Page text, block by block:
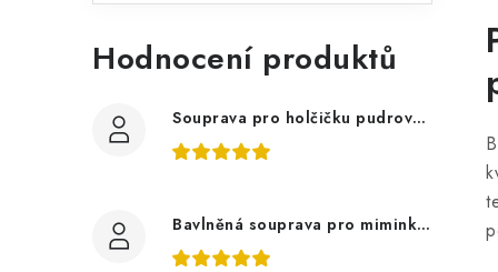
Hodnocení produktů
Souprava pro holčičku pudrově růžová, ptáčci květy
Bavlněná souprava pro miminko, zvířátka v lese